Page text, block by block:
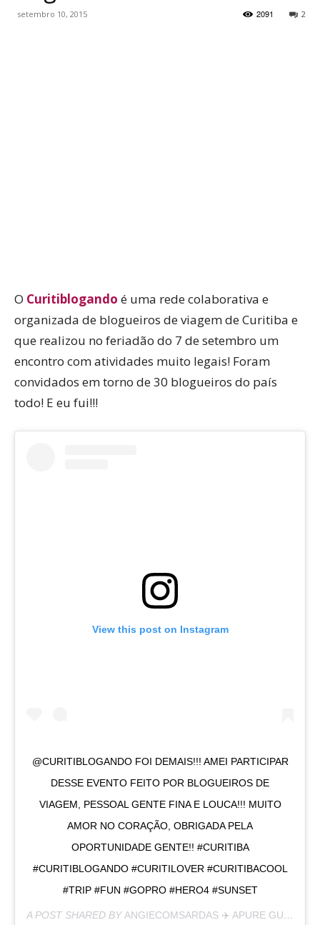
setembro 10, 2015 2
2091
O Curitiblogando é uma rede colaborativa e
organizada de blogueiros de viagem de Curitiba e
que realizou no feriadão do 7 de setembro um
encontro com atividades muito legais! Foram
convidados em torno de 30 blogueiros do país
todo! E eu fui!!!
View this post on Instagram
@CURITIBLOGANDO FOI DEMAIS!!! AMEI PARTICIPAR
DESSE EVENTO FEITO POR BLOGUEIROS DE
VIAGEM, PESSOAL GENTE FINA E LOUCA!!! MUITO
AMOR NO CORAÇÃO, OBRIGADA PELA
OPORTUNIDADE GENTE!! #CURITIBA
#CURITIBLOGANDO #CURITILOVER #CURITIBACOOL
#TRIP #FUN #GOPRO #HERO4 #SUNSET
A POST SHARED BY ANGIECOMSARDAS ✈️ APURE GURIA